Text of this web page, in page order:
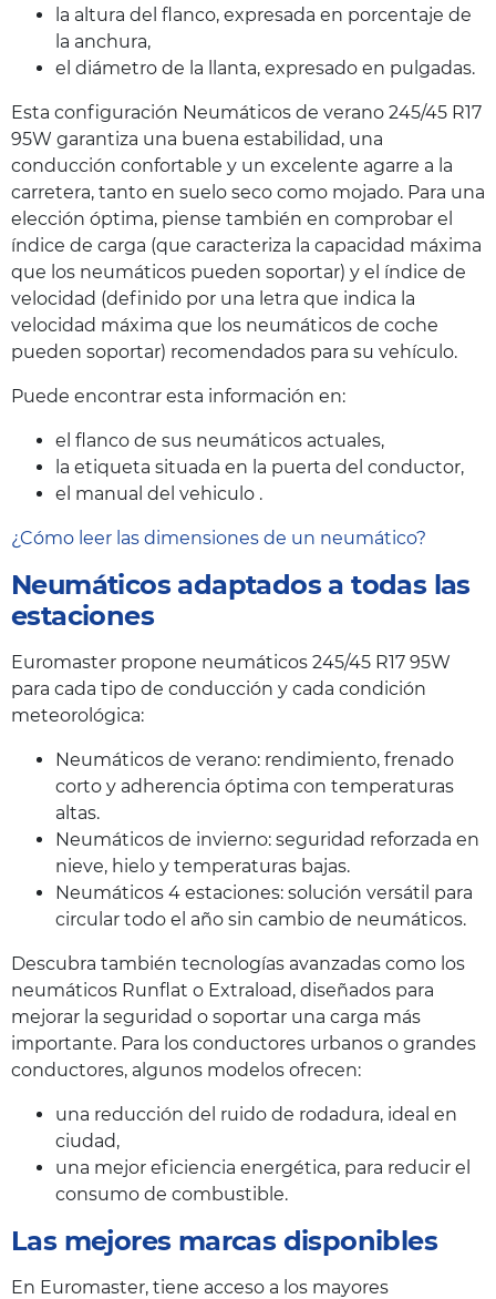
la altura del flanco, expresada en porcentaje de
la anchura,
el diámetro de la llanta, expresado en pulgadas.
Esta configuración Neumáticos de verano 245/45 R17
95W garantiza una buena estabilidad, una
conducción confortable y un excelente agarre a la
carretera, tanto en suelo seco como mojado. Para una
elección óptima, piense también en comprobar el
índice de carga (que caracteriza la capacidad máxima
que los neumáticos pueden soportar) y el índice de
velocidad (definido por una letra que indica la
velocidad máxima que los neumáticos de coche
pueden soportar) recomendados para su vehículo.
Puede encontrar esta información en:
el flanco de sus neumáticos actuales,
la etiqueta situada en la puerta del conductor,
el manual del vehiculo .
¿Cómo leer las dimensiones de un neumático?
Neumáticos adaptados a todas las
estaciones
Euromaster propone neumáticos 245/45 R17 95W
para cada tipo de conducción y cada condición
meteorológica:
Neumáticos de verano: rendimiento, frenado
corto y adherencia óptima con temperaturas
altas.
Neumáticos de invierno: seguridad reforzada en
nieve, hielo y temperaturas bajas.
Neumáticos 4 estaciones: solución versátil para
circular todo el año sin cambio de neumáticos.
Descubra también tecnologías avanzadas como los
neumáticos Runflat o Extraload, diseñados para
mejorar la seguridad o soportar una carga más
importante. Para los conductores urbanos o grandes
conductores, algunos modelos ofrecen:
una reducción del ruido de rodadura, ideal en
ciudad,
una mejor eficiencia energética, para reducir el
consumo de combustible.
Las mejores marcas disponibles
En Euromaster, tiene acceso a los mayores